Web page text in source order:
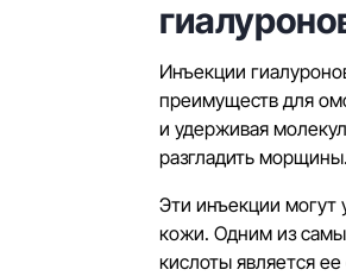
Инъекции
преимуществ для
и удерживая
разгладить морщины.
Эти инъекции могут
кожи. Одним из
кислоты является